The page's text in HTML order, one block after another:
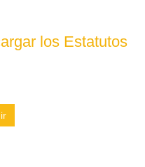
los Estatutos